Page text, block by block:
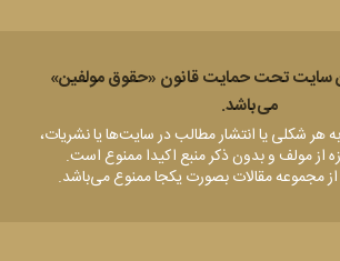
سایت تحت حمایت قانون «حقوق مولفين»
می‌باشد.
هر شکلی يا انتشار مطالب در سایت‌ها یا نشریات،
از مولف و بدون ذکر منبع اکيدا ممنوع است.
مجموعه مقالات بصورت یکجا ممنوع می‌باشد.